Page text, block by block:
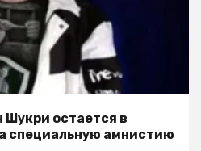
остается в
специальную амнистию